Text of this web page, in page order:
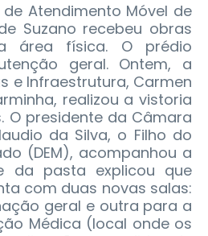
Atendimento Móvel de
Suzano recebeu obras
área física. O prédio
geral. Ontem, a
e Infraestrutura, Carmen
realizou a vistoria
O presidente da Câmara
da Silva, o Filho do
(DEM), acompanhou a
da pasta explicou que
com duas novas salas:
geral e outra para a
Médica (local onde os